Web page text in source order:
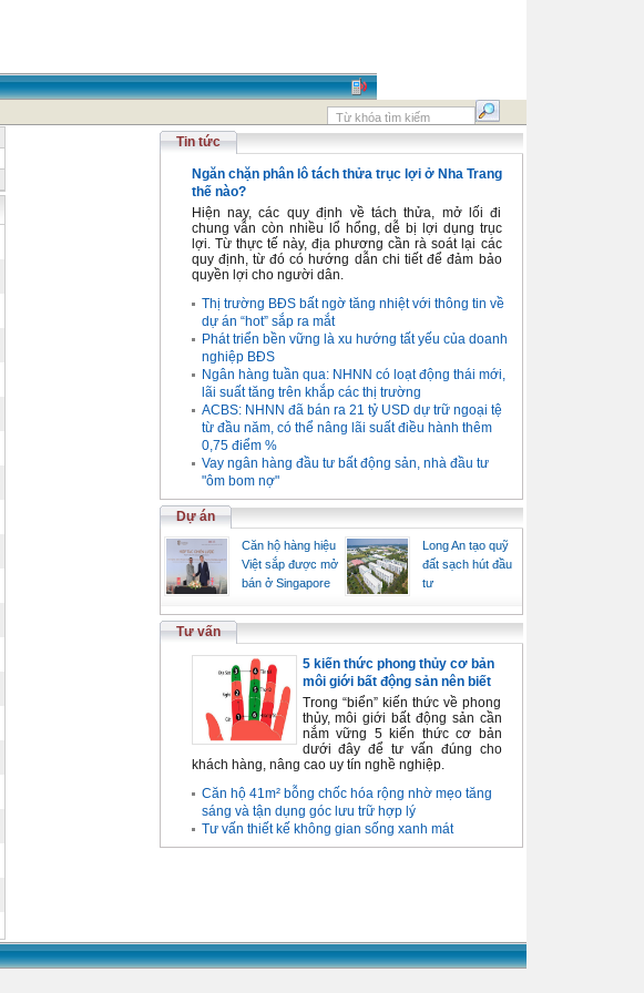
Tin tức
Ngăn chặn phân lô tách thửa trục lợi ở Nha Trang
thế nào?
Hiện nay, các quy định về tách thửa, mở lối đi
chung vẫn còn nhiều lổ hổng, dễ bị lợi dụng trục
lợi. Từ thực tế này, địa phương cần rà soát lại các
quy định, từ đó có hướng dẫn chi tiết để đảm bảo
quyền lợi cho người dân.
Thị trường BĐS bất ngờ tăng nhiệt với thông tin về
dự án “hot” sắp ra mắt
Phát triển bền vững là xu hướng tất yếu của doanh
nghiệp BĐS
Ngân hàng tuần qua: NHNN có loạt động thái mới,
lãi suất tăng trên khắp các thị trường
ACBS: NHNN đã bán ra 21 tỷ USD dự trữ ngoại tệ
từ đầu năm, có thể nâng lãi suất điều hành thêm
0,75 điểm %
Vay ngân hàng đầu tư bất động sản, nhà đầu tư
"ôm bom nợ"
Dự án
Căn hộ hàng hiệu
Việt sắp được mở
bán ở Singapore
Long An tạo quỹ
đất sạch hút đầu
tư
Tư vấn
5 kiến thức phong thủy cơ bản
môi giới bất động sản nên biết
Trong “biển” kiến thức về phong
thủy, môi giới bất động sản cần
nắm vững 5 kiến thức cơ bản
dưới đây để tư vấn đúng cho
khách hàng, nâng cao uy tín nghề nghiệp.
Căn hộ 41m² bỗng chốc hóa rộng nhờ mẹo tăng
sáng và tận dụng góc lưu trữ hợp lý
Tư vấn thiết kế không gian sống xanh mát